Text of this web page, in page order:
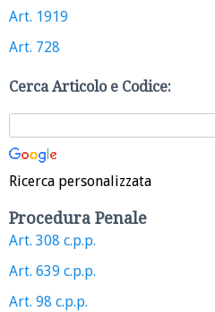
Art. 1919
Art. 728
Cerca Articolo e Codice:
Ricerca personalizzata
Procedura Penale
Art. 308 c.p.p.
Art. 639 c.p.p.
Art. 98 c.p.p.